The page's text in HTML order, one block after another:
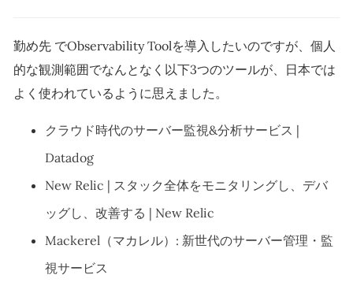
勤め先 でObservability Toolを導入したいのですが、個人
的な観測範囲でなんとなく以下3つのツールが、日本では
よく使われているように思えました。
クラウド時代のサーバー監視&分析サービス |
Datadog
New Relic | スタック全体をモニタリングし、デバ
ッグし、改善する | New Relic
Mackerel（マカレル）: 新世代のサーバー管理・監
視サービス